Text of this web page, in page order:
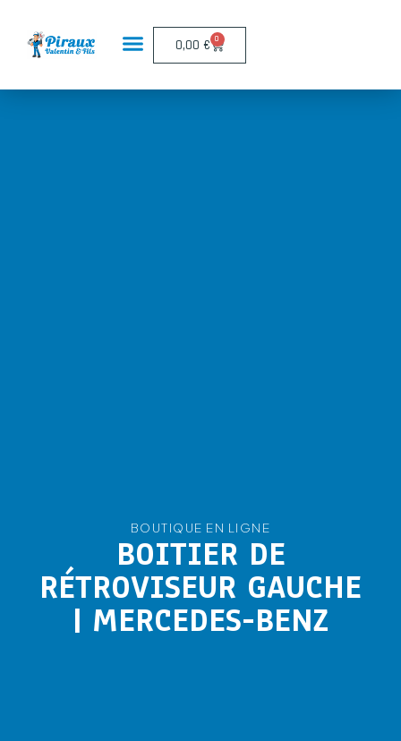
0,00 € 0
BOUTIQUE EN LIGNE
BOITIER DE
RÉTROVISEUR GAUCHE
| MERCEDES-BENZ